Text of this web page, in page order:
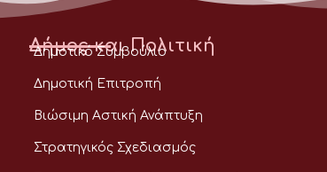
Δήμος και Πολιτική
Δημοτικό Συμβούλιο
Δημοτική Επιτροπή
Βιώσιμη Αστική Ανάπτυξη
Στρατηγικός Σχεδιασμός